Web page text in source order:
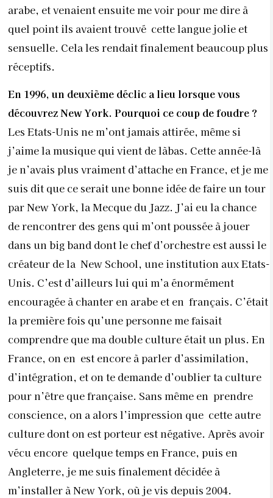
arabe, et venaient ensuite me voir pour me dire à
quel point ils avaient trouvé cette langue jolie et
sensuelle. Cela les rendait finalement beaucoup plus
réceptifs.
En 1996, un deuxième déclic a lieu lorsque vous
découvrez New York. Pourquoi ce coup de foudre ?
Les Etats-Unis ne m’ont jamais attirée, même si
j’aime la musique qui vient de làbas. Cette année-là
je n’avais plus vraiment d’attache en France, et je me
suis dit que ce serait une bonne idée de faire un tour
par New York, la Mecque du Jazz. J’ai eu la chance
de rencontrer des gens qui m’ont poussée à jouer
dans un big band dont le chef d’orchestre est aussi le
créateur de la New School, une institution aux Etats-
Unis. C’est d’ailleurs lui qui m’a énormément
encouragée à chanter en arabe et en français. C’était
la première fois qu’une personne me faisait
comprendre que ma double culture était un plus. En
France, on en est encore à parler d’assimilation,
d’intégration, et on te demande d’oublier ta culture
pour n’être que française. Sans même en prendre
conscience, on a alors l’impression que cette autre
culture dont on est porteur est négative. Après avoir
vécu encore quelque temps en France, puis en
Angleterre, je me suis finalement décidée à
m’installer à New York, où je vis depuis 2004.